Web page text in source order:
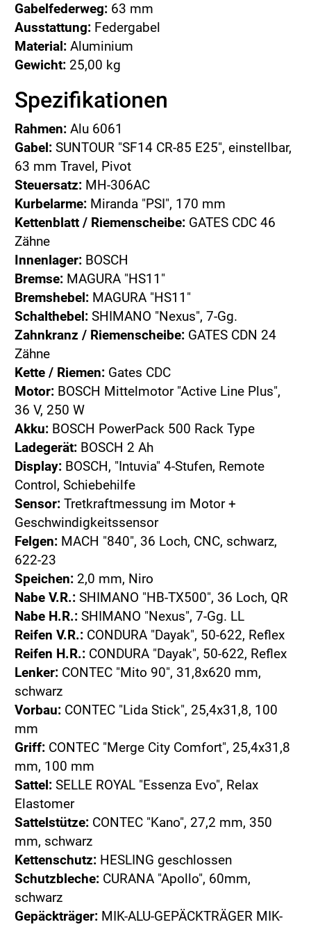
Gabelfederweg: 63 mm
Ausstattung: Federgabel
Material: Aluminium
Gewicht: 25,00 kg
Spezifikationen
Rahmen: Alu 6061
Gabel: SUNTOUR "SF14 CR-85 E25", einstellbar,
63 mm Travel, Pivot
Steuersatz: MH-306AC
Kurbelarme: Miranda "PSI", 170 mm
Kettenblatt / Riemenscheibe: GATES CDC 46
Zähne
Innenlager: BOSCH
Bremse: MAGURA "HS11"
Bremshebel: MAGURA "HS11"
Schalthebel: SHIMANO "Nexus", 7-Gg.
Zahnkranz / Riemenscheibe: GATES CDN 24
Zähne
Kette / Riemen: Gates CDC
Motor: BOSCH Mittelmotor "Active Line Plus",
36 V, 250 W
Akku: BOSCH PowerPack 500 Rack Type
Ladegerät: BOSCH 2 Ah
Display: BOSCH, "Intuvia" 4-Stufen, Remote
Control, Schiebehilfe
Sensor: Tretkraftmessung im Motor +
Geschwindigkeitssensor
Felgen: MACH "840", 36 Loch, CNC, schwarz,
622-23
Speichen: 2,0 mm, Niro
Nabe V.R.: SHIMANO "HB-TX500", 36 Loch, QR
Nabe H.R.: SHIMANO "Nexus", 7-Gg. LL
Reifen V.R.: CONDURA "Dayak", 50-622, Reflex
Reifen H.R.: CONDURA "Dayak", 50-622, Reflex
Lenker: CONTEC "Mito 90", 31,8x620 mm,
schwarz
Vorbau: CONTEC "Lida Stick", 25,4x31,8, 100
mm
Griff: CONTEC "Merge City Comfort", 25,4x31,8
mm, 100 mm
Sattel: SELLE ROYAL "Essenza Evo", Relax
Elastomer
Sattelstütze: CONTEC "Kano", 27,2 mm, 350
mm, schwarz
Kettenschutz: HESLING geschlossen
Schutzbleche: CURANA "Apollo", 60mm,
schwarz
Gepäckträger: MIK-ALU-GEPÄCKTRÄGER MIK-